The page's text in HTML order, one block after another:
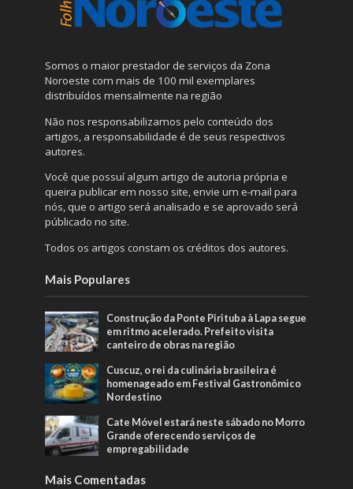
Somos o maior prestador de serviços da Zona
Noroeste com mais de 100 mil exemplares
distribuídos mensalmente na região
Não nos responsabilizamos pelo conteúdo dos
artigos, a responsabilidade é de seus respectivos
autores.
Você que possuí algum artigo de autoria própria e
queira publicar em nosso site, envie um e-mail para
nós, que o artigo será analisado e se aprovado será
públicado no site.
Todos os artigos constam os créditos dos autores.
Mais Populares
Construção da Ponte Pirituba à Lapa segue
em ritmo acelerado. Prefeito visita
canteiro de obras na região
Cuscuz, o rei da culinária brasileira é
homenageado em Festival Gastronômico
Nordestino
Cate Móvel estará neste sábado no Morro
Grande oferecendo serviços de
empregabilidade
Mais Comentadas